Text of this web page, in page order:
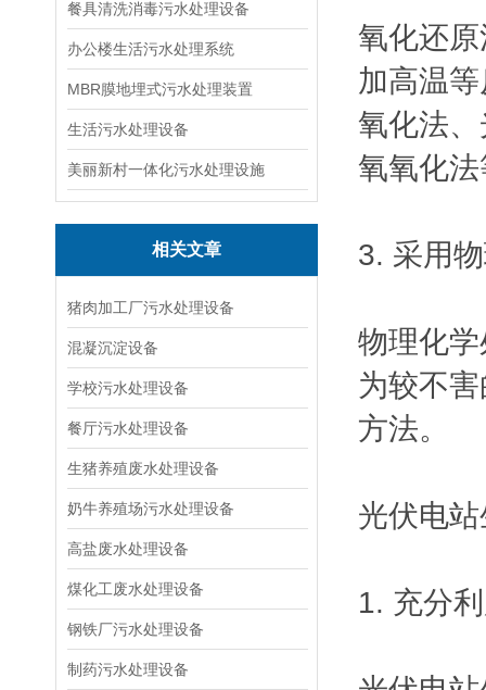
餐具清洗消毒污水处理设备
办公楼生活污水处理系统
MBR膜地埋式污水处理装置
生活污水处理设备
美丽新村一体化污水处理设施
相关文章
猪肉加工厂污水处理设备
混凝沉淀设备
学校污水处理设备
餐厅污水处理设备
生猪养殖废水处理设备
奶牛养殖场污水处理设备
高盐废水处理设备
煤化工废水处理设备
钢铁厂污水处理设备
制药污水处理设备
氧化还
加高温
氧化法
氧氧化
3. 采用
物理化
为较不
方法。
光伏电
1. 充分